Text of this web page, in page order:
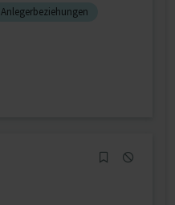
Anlegerbeziehungen